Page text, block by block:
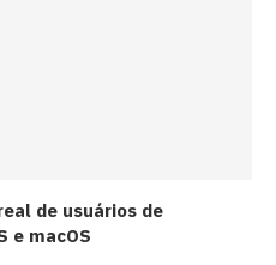
de usuários de
e macOS